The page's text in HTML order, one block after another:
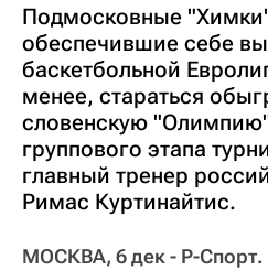
Подмосковные
обеспечившие себе
баскетбольной
менее, стараться
словенскую
группового этапа
главный тренер
Римас Куртинайтис.
МОСКВА, 6 дек - Р-Спорт.